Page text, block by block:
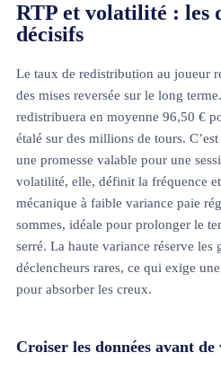
RTP et volatilité : les
décisifs
Le taux de redistribution au joueur
des mises reversée sur le long
redistribuera en moyenne 96,50 €
étalé sur des millions de tours.
une promesse valable pour une
volatilité, elle, définit la fréquence
mécanique à faible variance paie
sommes, idéale pour prolonger le
serré. La haute variance réserve les
déclencheurs rares, ce qui exige
pour absorber les creux.
Croiser les données avant